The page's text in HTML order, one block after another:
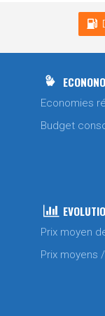
Economies
Budget
Prix moyen
Prix moyens